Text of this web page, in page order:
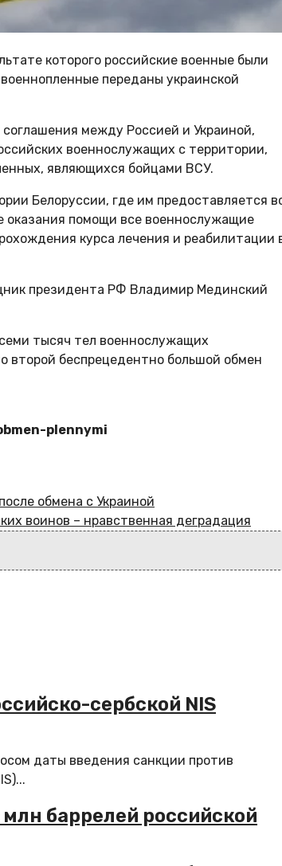
которого российские военные были
переданы украинской
между Россией и Украиной,
военнослужащих с территории,
являющихся бойцами ВСУ.
Белоруссии, где им предоставляется
оказания помощи все военнослужащие
курса лечения и реабилитации
президента РФ Владимир Мединский
тысяч тел военнослужащих
второй беспрецедентно большой обмен
plennymi
обмена с Украиной
воинов – нравственная деградация
сербской NIS
даты введения санкции против
баррелей российской